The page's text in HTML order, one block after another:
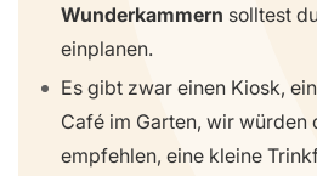
Wunderkammern solltest
einplanen.
Es gibt zwar einen Kiosk,
Café im Garten, wir würden
empfehlen, eine kleine